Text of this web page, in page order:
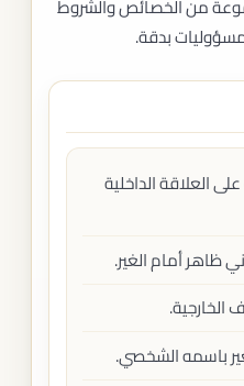
من الخصائص والشروط
بدقة.
العلاقة الداخلية
ظاهر أمام الغير.
الخارجية.
باسمه الشخصي.